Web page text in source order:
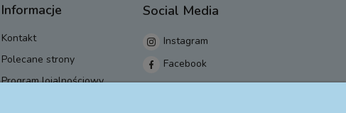
Informacje
Kontakt
Polecane strony
Program lojalnościowy
Social Media
Instagram
Facebook